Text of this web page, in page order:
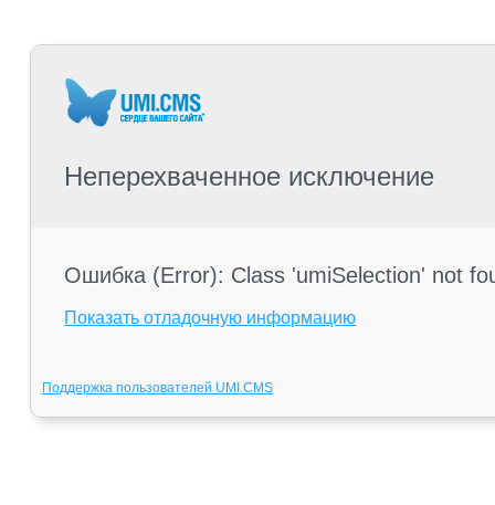
Неперехваченное исключение
Ошибка (Error): Class 'umiSelection' not
Показать отладочную информацию
Поддержка пользователей UMI.CMS